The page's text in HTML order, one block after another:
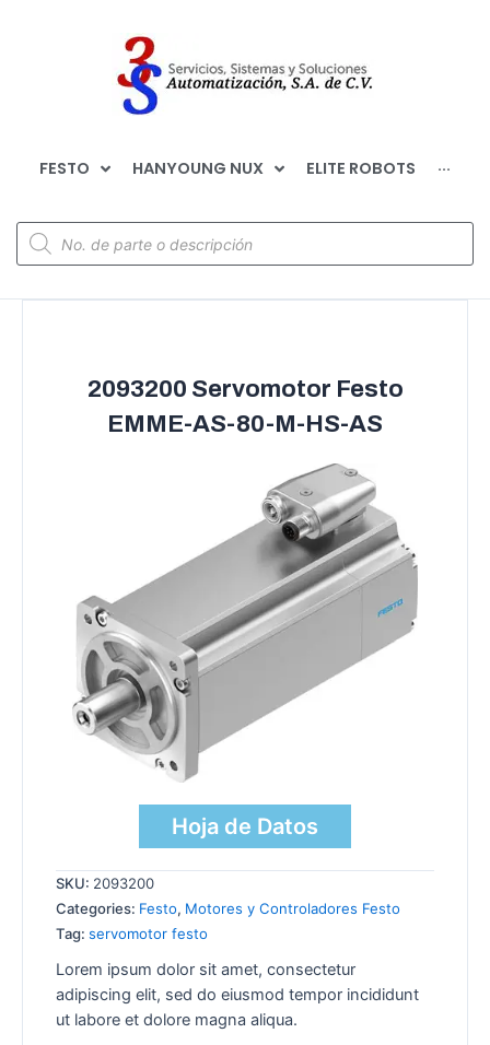
FESTO HANYOUNG NUX ELITE ROBOTS ···
2093200 Servomotor Festo
EMME-AS-80-M-HS-AS
Hoja de Datos
SKU: 2093200
Categories: Festo, Motores y Controladores Festo
Tag: servomotor festo
Lorem ipsum dolor sit amet, consectetur
adipiscing elit, sed do eiusmod tempor incididunt
ut labore et dolore magna aliqua.